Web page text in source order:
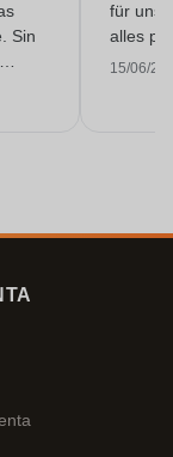
Sin
für
alles
15/06/